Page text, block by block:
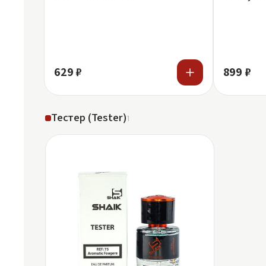
629 ₽ 899 ₽
Тестер (Tester)1